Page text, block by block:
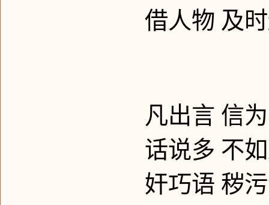
借人物 及
凡出言 信
话说多 不
奸巧语 秽